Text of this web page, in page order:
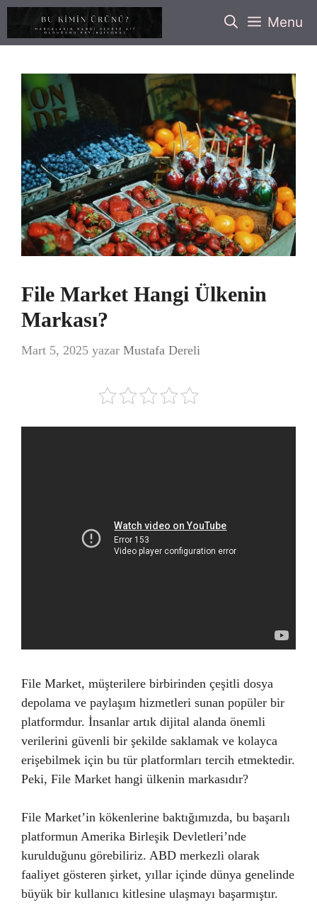
İçeriğe
Menu
File Market Hangi Ülkenin
Markası?
Mart 5, 2025 yazar Mustafa Dereli
File Market, müşterilere birbirinden çeşitli dosya
depolama ve paylaşım hizmetleri sunan popüler bir
platformdur. İnsanlar artık dijital alanda önemli
verilerini güvenli bir şekilde saklamak ve kolayca
erişebilmek için bu tür platformları tercih etmektedir.
Peki, File Market hangi ülkenin markasıdır?
File Market’in kökenlerine baktığımızda, bu başarılı
platformun Amerika Birleşik Devletleri’nde
kurulduğunu görebiliriz. ABD merkezli olarak
faaliyet gösteren şirket, yıllar içinde dünya genelinde
büyük bir kullanıcı kitlesine ulaşmayı başarmıştır.